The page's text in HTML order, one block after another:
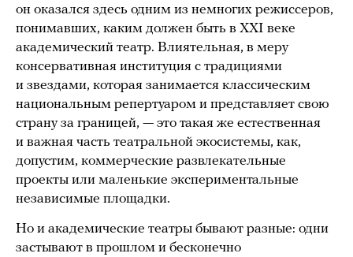
он оказался здесь одним из немногих режиссеров,
понимавших, каким должен быть в XXI веке
академический театр. Влиятельная, в меру
консервативная институция с традициями
и звездами, которая занимается классическим
национальным репертуаром и представляет свою
страну за границей, — это такая же естественная
и важная часть театральной экосистемы, как,
допустим, коммерческие развлекательные
проекты или маленькие экспериментальные
независимые площадки.
Но и академические театры бывают разные: одни
застывают в прошлом и бесконечно